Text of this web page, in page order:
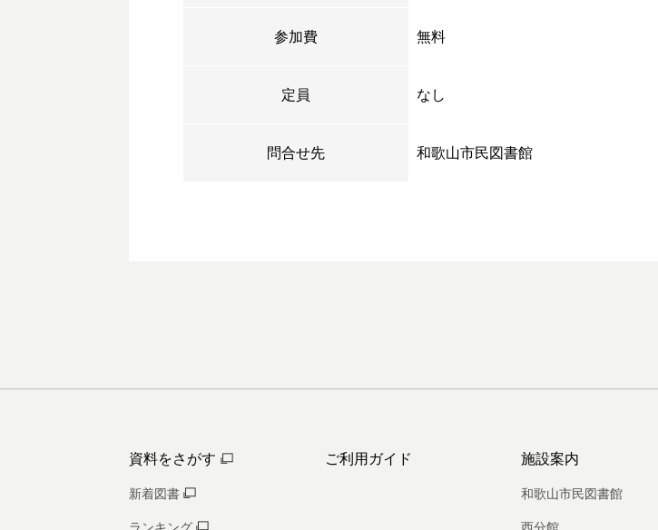
参加費 無料
定員 なし
問合せ先 和歌山市民図書館
資料をさがす
新着図書
ランキング
ご利用ガイド 施設案内
和歌山市民図書館
西分館